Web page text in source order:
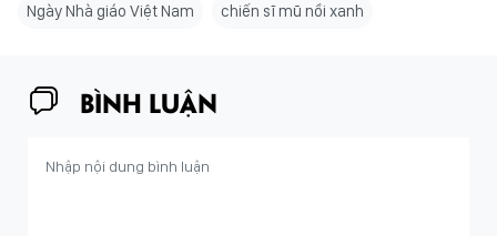
Ngày Nhà giáo Việt Nam chiến sĩ mũ nồi xanh
BÌNH LUẬN